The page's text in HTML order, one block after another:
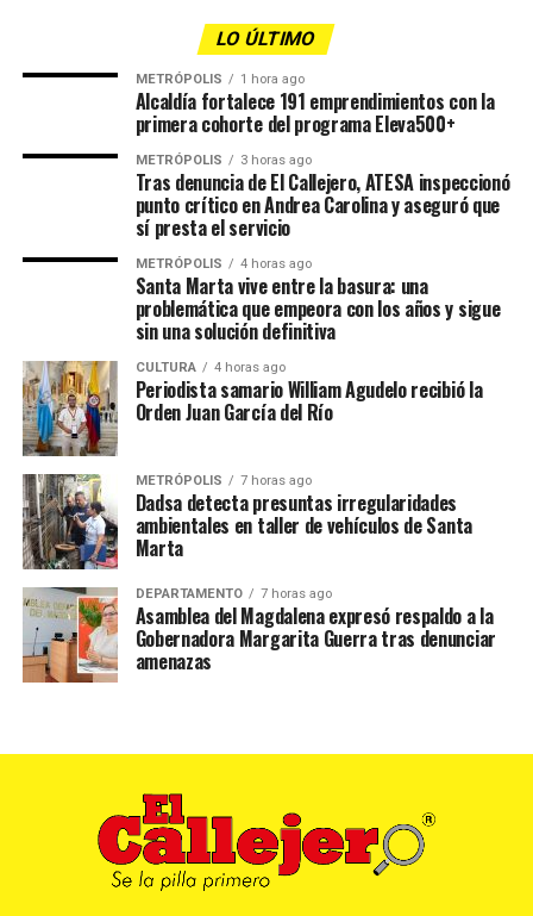
LO ÚLTIMO
METRÓPOLIS 1 hora ago
Alcaldía fortalece 191 emprendimientos con la
primera cohorte del programa Eleva500+
METRÓPOLIS 3 horas ago
Tras denuncia de El Callejero, ATESA inspeccionó
punto crítico en Andrea Carolina y aseguró que
sí presta el servicio
METRÓPOLIS 4 horas ago
Santa Marta vive entre la basura: una
problemática que empeora con los años y sigue
sin una solución definitiva
CULTURA 4 horas ago
Periodista samario William Agudelo recibió la
Orden Juan García del Río
METRÓPOLIS 7 horas ago
Dadsa detecta presuntas irregularidades
ambientales en taller de vehículos de Santa
Marta
DEPARTAMENTO 7 horas ago
Asamblea del Magdalena expresó respaldo a la
Gobernadora Margarita Guerra tras denunciar
amenazas